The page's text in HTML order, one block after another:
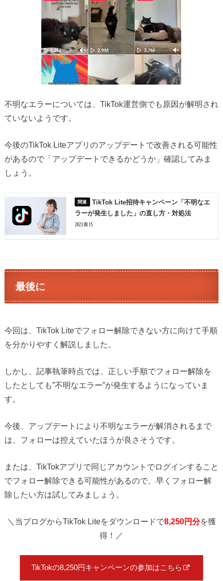
不明なエラーについては、TikTok運営側でも原因が解明され
ていないようです。
今後のTikTok Liteアプリのアップデートで改善される可能性
があるので「アップデートできるかどうか」確認してみま
しょう。
TikTok Lite招待キャンペーン「不明なエ
ラーが発生しました」の直し方・対処法
2023.08.15
最後に
今回は、TikTok Liteでフォロー解除できない方に向けて手順
を分かりやすく解説しました。
しかし、記事執筆時点では、正しい手順でフォロー解除を
したとしても”不明なエラー”が発生するようになっていま
す。
今後、アップデートにより不明なエラーが解消されるまで
は、フォローは控えていたほうが良さそうです。
または、TikTokアプリで同じアカウントでログインすること
でフォロー解除できる可能性があるので、早くフォロー解
除したい方は試してみましょう。
＼当ブログからTikTok Liteをダウンロードで8,250円分を獲
得！／
TikTokの8,250円キャンペーンの参加はこちら